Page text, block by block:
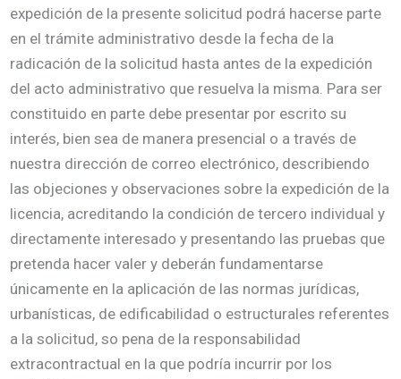
expedición de la presente solicitud podrá hacerse parte
en el trámite administrativo desde la fecha de la
radicación de la solicitud hasta antes de la expedición
del acto administrativo que resuelva la misma. Para ser
constituido en parte debe presentar por escrito su
interés, bien sea de manera presencial o a través de
nuestra dirección de correo electrónico, describiendo
las objeciones y observaciones sobre la expedición de la
licencia, acreditando la condición de tercero individual y
directamente interesado y presentando las pruebas que
pretenda hacer valer y deberán fundamentarse
únicamente en la aplicación de las normas jurídicas,
urbanísticas, de edificabilidad o estructurales referentes
a la solicitud, so pena de la responsabilidad
extracontractual en la que podría incurrir por los